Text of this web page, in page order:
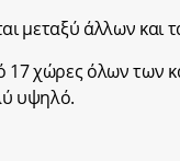
μεταξύ άλλων και
χώρες όλων των
υψηλό.